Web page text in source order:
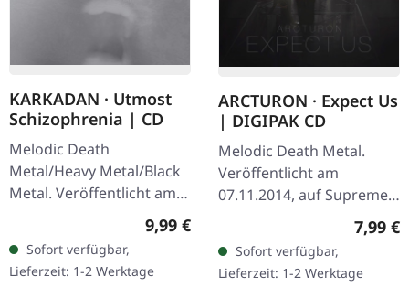
KARKADAN · Utmost
Schizophrenia | CD
Melodic Death
Metal/Heavy Metal/Black
Metal. Veröffentlicht am
08.03.2004, auf Supreme
Chaos Records. CD im
Jewelcase mit 16-seitigem
Booklet.…
Regulärer Preis:
9,99 €
Sofort verfügbar,
Lieferzeit: 1-2 Werktage
ARCTURON · Expect Us
| DIGIPAK CD
Melodic Death Metal.
Veröffentlicht am
07.11.2014, auf Supreme
Chaos Records. CD im
Digipak. Arcturon liefern
mit „Expect Us" ein
vernichtendes…
7,99 €
Sofort verfügbar,
Lieferzeit: 1-2 Werktage